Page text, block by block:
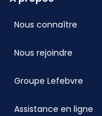
Nous connaître
Nous rejoindre
Groupe Lefebvre
Assistance en ligne